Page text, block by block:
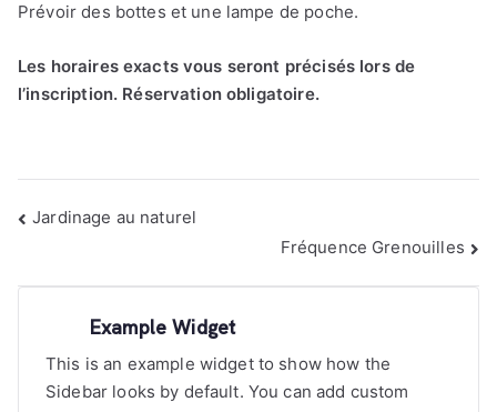
Prévoir des bottes et une lampe de poche.
Les horaires exacts vous seront précisés lors de
l’inscription. Réservation obligatoire.
Navigation
Jardinage au naturel
Fréquence Grenouilles
Example Widget
This is an example widget to show how the
Sidebar looks by default. You can add custom